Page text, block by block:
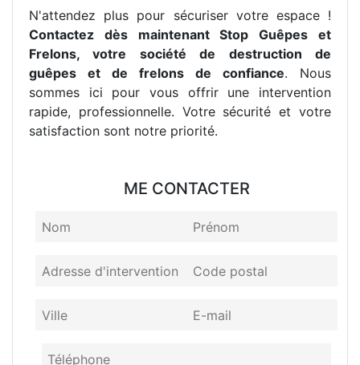
N'attendez plus pour sécuriser votre espace !
Contactez dès maintenant Stop Guêpes et
Frelons, votre société de destruction de
guêpes et de frelons de confiance. Nous
sommes ici pour vous offrir une intervention
rapide, professionnelle. Votre sécurité et votre
satisfaction sont notre priorité.
ME CONTACTER